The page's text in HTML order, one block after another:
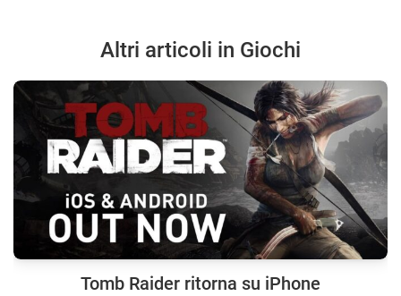
Altri articoli in Giochi
Tomb Raider ritorna su iPhone